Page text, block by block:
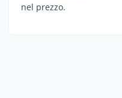
nel prezzo.